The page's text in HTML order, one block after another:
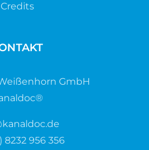
Credits
GmbH
8232 956 356